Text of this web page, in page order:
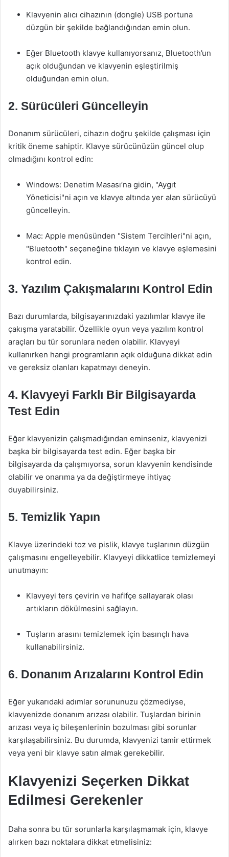
Klavyenin alıcı cihazının (dongle) USB portuna
düzgün bir şekilde bağlandığından emin olun.
Eğer Bluetooth klavye kullanıyorsanız, Bluetooth’un
açık olduğundan ve klavyenin eşleştirilmiş
olduğundan emin olun.
2. Sürücüleri Güncelleyin
Donanım sürücüleri, cihazın doğru şekilde çalışması için
kritik öneme sahiptir. Klavye sürücünüzün güncel olup
olmadığını kontrol edin:
Windows: Denetim Masası’na gidin, "Aygıt
Yöneticisi"ni açın ve klavye altında yer alan sürücüyü
güncelleyin.
Mac: Apple menüsünden "Sistem Tercihleri"ni açın,
"Bluetooth" seçeneğine tıklayın ve klavye eşlemesini
kontrol edin.
3. Yazılım Çakışmalarını Kontrol Edin
Bazı durumlarda, bilgisayarınızdaki yazılımlar klavye ile
çakışma yaratabilir. Özellikle oyun veya yazılım kontrol
araçları bu tür sorunlara neden olabilir. Klavyeyi
kullanırken hangi programların açık olduğuna dikkat edin
ve gereksiz olanları kapatmayı deneyin.
4. Klavyeyi Farklı Bir Bilgisayarda
Test Edin
Eğer klavyenizin çalışmadığından eminseniz, klavyenizi
başka bir bilgisayarda test edin. Eğer başka bir
bilgisayarda da çalışmıyorsa, sorun klavyenin kendisinde
olabilir ve onarıma ya da değiştirmeye ihtiyaç
duyabilirsiniz.
5. Temizlik Yapın
Klavye üzerindeki toz ve pislik, klavye tuşlarının düzgün
çalışmasını engelleyebilir. Klavyeyi dikkatlice temizlemeyi
unutmayın:
Klavyeyi ters çevirin ve hafifçe sallayarak olası
artıkların dökülmesini sağlayın.
Tuşların arasını temizlemek için basınçlı hava
kullanabilirsiniz.
6. Donanım Arızalarını Kontrol Edin
Eğer yukarıdaki adımlar sorununuzu çözmediyse,
klavyenizde donanım arızası olabilir. Tuşlardan birinin
arızası veya iç bileşenlerinin bozulması gibi sorunlar
karşılaşabilirsiniz. Bu durumda, klavyenizi tamir ettirmek
veya yeni bir klavye satın almak gerekebilir.
Klavyenizi Seçerken Dikkat
Edilmesi Gerekenler
Daha sonra bu tür sorunlarla karşılaşmamak için, klavye
alırken bazı noktalara dikkat etmelisiniz: